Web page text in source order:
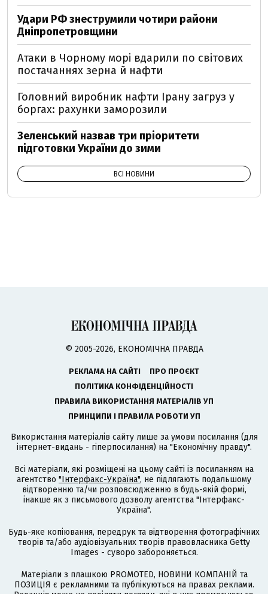
Удари РФ знеструмили чотири райони
Дніпропетровщини
Атаки в Чорному морі вдарили по світових
постачаннях зерна й нафти
Головний виробник нафти Ірану загруз у
боргах: рахунки заморозили
Зеленський назвав три пріоритети
підготовки України до зими
ВСІ НОВИНИ
© 2005-2026, ЕКОНОМІЧНА ПРАВДА
РЕКЛАМА НА САЙТІ
ПРО ПРОЄКТ
ПОЛІТИКА КОНФІДЕНЦІЙНОСТІ
ПРАВИЛА ВИКОРИСТАННЯ МАТЕРІАЛІВ УП
ПРИНЦИПИ І ПРАВИЛА РОБОТИ УП
Використання матеріалів сайту лише за умови посилання (для
інтернет-видань - гіперпосилання) на "Економічну правду".
Всі матеріали, які розміщені на цьому сайті із посиланням на
агентство "Інтерфакс-Україна", не підлягають подальшому
відтворенню та/чи розповсюдженню в будь-якій формі,
інакше як з письмового дозволу агентства "Інтерфакс-
Україна".
Будь-яке копіювання, передрук та відтворення фотографічних
творів та/або аудіовізуальних творів правовласника Getty
Images - суворо забороняється.
Матеріали з плашкою PROMOTED, НОВИНИ КОМПАНІЙ та
ПОЗИЦІЯ є рекламними та публікуються на правах реклами.